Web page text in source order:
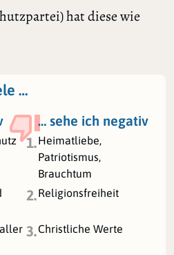
hat diese wie
…
… sehe ich negativ
1.Heimatliebe,
Patriotismus,
Brauchtum
2.Religionsfreiheit
3.Christliche Werte